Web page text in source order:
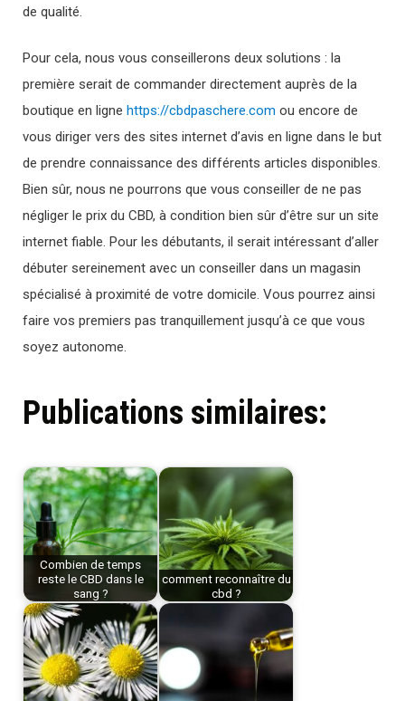
de qualité.
Pour cela, nous vous conseillerons deux solutions : la
première serait de commander directement auprès de la
boutique en ligne https://cbdpaschere.com ou encore de
vous diriger vers des sites internet d’avis en ligne dans le but
de prendre connaissance des différents articles disponibles.
Bien sûr, nous ne pourrons que vous conseiller de ne pas
négliger le prix du CBD, à condition bien sûr d’être sur un site
internet fiable. Pour les débutants, il serait intéressant d’aller
débuter sereinement avec un conseiller dans un magasin
spécialisé à proximité de votre domicile. Vous pourrez ainsi
faire vos premiers pas tranquillement jusqu’à ce que vous
soyez autonome.
Publications similaires:
Combien de temps
reste le CBD dans le
sang ?
comment reconnaître du
cbd ?